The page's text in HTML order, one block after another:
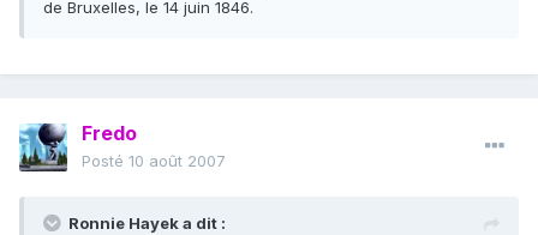
de Bruxelles, le 14 juin 1846.
Fredo
Posté 10 août 2007
Ronnie Hayek a dit :